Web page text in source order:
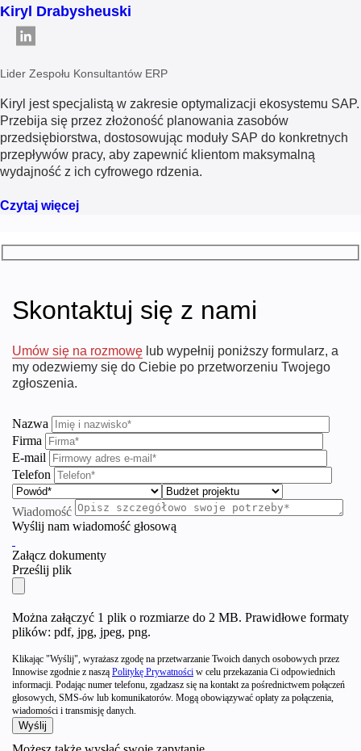
Kiryl Drabysheuski
Lider Zespołu Konsultantów ERP
Kiryl jest specjalistą w zakresie optymalizacji ekosystemu SAP.
Przebija się przez złożoność planowania zasobów
przedsiębiorstwa, dostosowując moduły SAP do konkretnych
przepływów pracy, aby zapewnić klientom maksymalną
wydajność z ich cyfrowego rdzenia.
Czytaj więcej
Skontaktuj się z nami
Umów się na rozmowę lub wypełnij poniższy formularz, a
my odezwiemy się do Ciebie po przetworzeniu Twojego
zgłoszenia.
Nazwa
Firma
E-mail
Telefon
Wiadomość
Wyślij nam wiadomość głosową
Załącz dokumenty
Prześlij plik
Można załączyć 1 plik o rozmiarze do 2 MB. Prawidłowe formaty
plików: pdf, jpg, jpeg, png.
Klikając "Wyślij", wyrażasz zgodę na przetwarzanie Twoich danych osobowych przez
Innowise zgodnie z naszą Politykę Prywatności w celu przekazania Ci odpowiednich
informacji. Podając numer telefonu, zgadzasz się na kontakt za pośrednictwem połączeń
głosowych, SMS-ów lub komunikatorów. Mogą obowiązywać opłaty za połączenia,
wiadomości i transmisję danych.